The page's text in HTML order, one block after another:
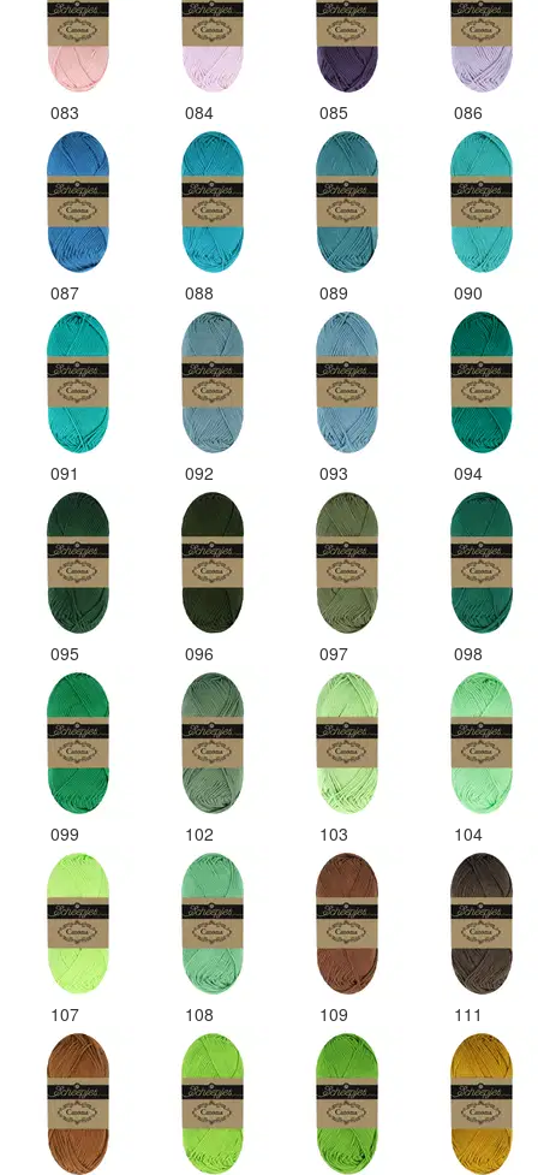
083 084 085 086
087 088 089 090
091 092 093 094
095 096 097 098
099 102 103 104
107 108 109 111